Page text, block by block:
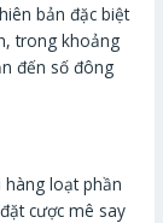
bản đặc biệt
trong khoảng
đến số đông
hàng loạt phần
cược mê say